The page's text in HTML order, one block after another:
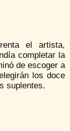
el artista,
completar la
de escoger a
los doce
suplentes.